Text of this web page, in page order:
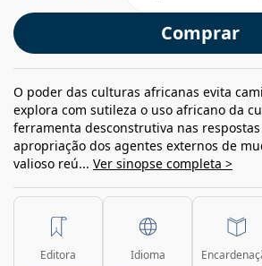
Comprar
O poder das culturas africanas evita
explora com sutileza o uso africano da
ferramenta desconstrutiva nas respostas
apropriação dos agentes externos de
valioso reú... Ver sinopse completa >
Editora Idioma